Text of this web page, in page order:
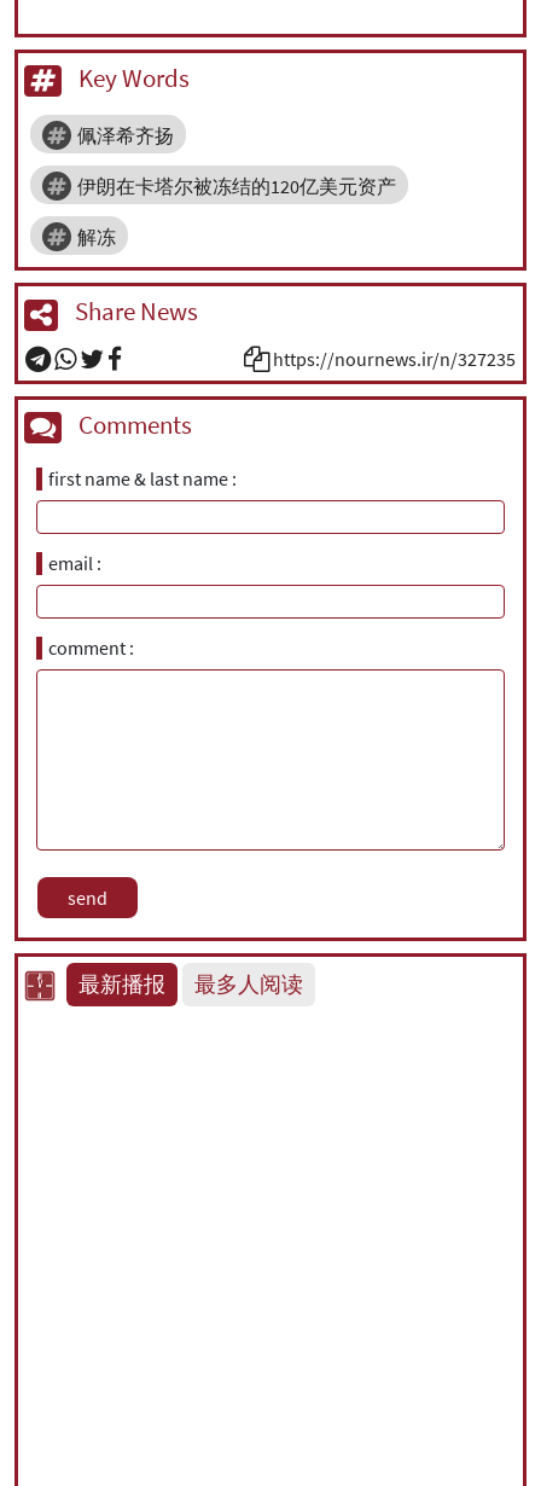
Key Words
佩泽希齐扬
伊朗在卡塔尔被冻结的120亿美元资产
解冻
Share News
https://nournews.ir/n/327235
Comments
first name & last name
email
comment
最新播报 最多人阅读